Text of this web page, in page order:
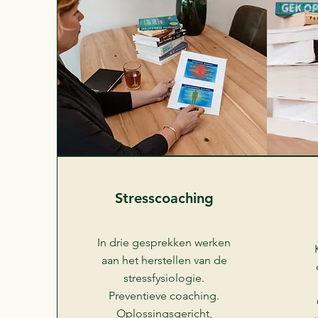
Stresscoaching
In drie gesprekken werken
aan het herstellen van de
stressfysiologie.
Preventieve coaching.
Oplossingsgericht,